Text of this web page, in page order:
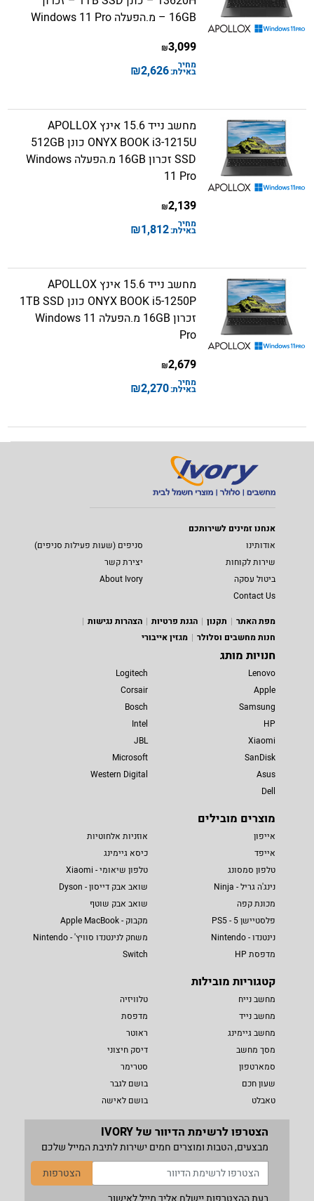
16GB – מ.הפעלה Windows 11 Pro
3,099
₪
מחיר
באילת:2,626
₪
מחשב נייד 15.6 אינץ APOLLOX
ONYX BOOK i3-1215U כונן 512GB
SSD זכרון 16GB מ.הפעלה Windows
11 Pro
2,139
₪
מחיר
באילת:1,812
₪
מחשב נייד 15.6 אינץ APOLLOX
ONYX BOOK i5-1250P כונן 1TB SSD
זכרון 16GB מ.הפעלה Windows 11
Pro
2,679
₪
מחיר
באילת:2,270
₪
אנחנו זמינים לשירותכם
אודותינו
סניפים (שעות פעילות סניפים)
שירות לקוחות
יצירת קשר
ביטול עסקה
About Ivory
Contact Us
מפת האתר
תקנון הגנת פרטיות
הצהרות נגישות
חנות מחשבים וסלולר
מגזין אייבורי
חנויות מותג
Lenovo
Apple
Samsung
HP
Xiaomi
SanDisk
Asus
Dell
Logitech
Corsair
Bosch
Intel
JBL
Microsoft
Western Digital
מוצרים מובילים
אייפון
אייפד
טלפון סמסונג
נינג'ה גריל - Ninja
מכונת קפה
פלסטיישן 5 - PS5
נינטנדו - Nintendo
מדפסת HP
אוזניות אלחוטיות
כיסא גיימינג
טלפון שיאומי - Xiaomi
שואב אבק דייסון - Dyson
שואב אבק שוטף
מקבוק - Apple MacBook
משחק לנינטנדו סוויץ' - Nintendo
Switch
קטגוריות מובילות
מחשב נייח
מחשב נייד
מחשב גיימינג
מסך מחשב
סמארטפון
שעון חכם
טאבלט
טלוויזיה
מדפסת
ראוטר
דיסק חיצוני
סטרימר
בושם לגבר
בושם לאישה
הצטרפו לרשימת הדיוור של IVORY
מבצעים, הטבות ומוצרים חמים ישירות לתיבת המייל שלכם
הצטרפות